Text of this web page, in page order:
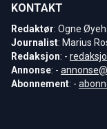
KONTAKT
Redaktør: Ogne
Journalist: Marius
Redaksjon: -
Annonse: -
Abonnement: -